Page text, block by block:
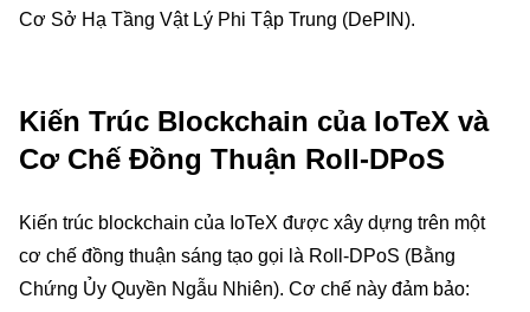
Cơ Sở Hạ Tầng Vật Lý Phi Tập Trung (DePIN).
Kiến Trúc Blockchain của IoTeX và
Cơ Chế Đồng Thuận Roll-DPoS
Kiến trúc blockchain của IoTeX được xây dựng trên một
cơ chế đồng thuận sáng tạo gọi là Roll-DPoS (Bằng
Chứng Ủy Quyền Ngẫu Nhiên). Cơ chế này đảm bảo: